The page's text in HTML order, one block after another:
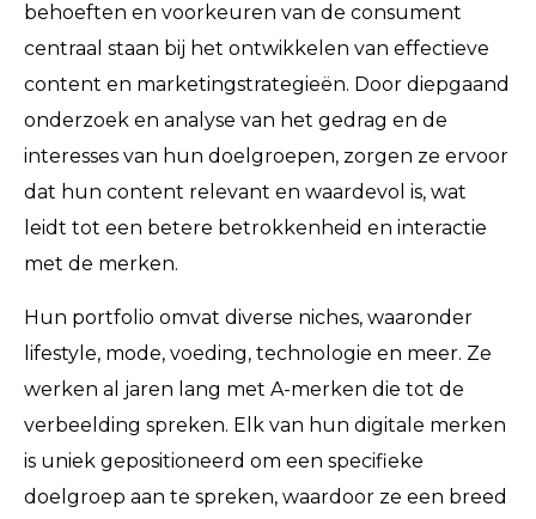
behoeften en voorkeuren van de consument
centraal staan bij het ontwikkelen van effectieve
content en marketingstrategieën. Door diepgaand
onderzoek en analyse van het gedrag en de
interesses van hun doelgroepen, zorgen ze ervoor
dat hun content relevant en waardevol is, wat
leidt tot een betere betrokkenheid en interactie
met de merken.
Hun portfolio omvat diverse niches, waaronder
lifestyle, mode, voeding, technologie en meer. Ze
werken al jaren lang met A-merken die tot de
verbeelding spreken. Elk van hun digitale merken
is uniek gepositioneerd om een specifieke
doelgroep aan te spreken, waardoor ze een breed